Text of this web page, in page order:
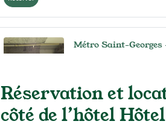
Métro Saint-
(521 avis)
41 € /jour 114 €/semaine (tarifs dégressifs)
Réservation et
côté de l’hôtel